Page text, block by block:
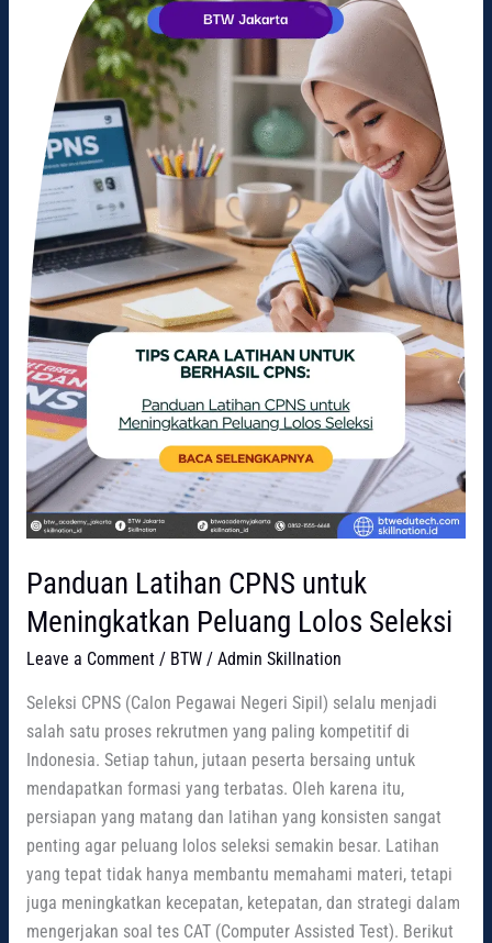
Panduan Latihan CPNS untuk
Meningkatkan Peluang Lolos Seleksi
Leave a Comment / BTW/ Admin Skillnation
Seleksi CPNS (Calon Pegawai Negeri Sipil) selalu menjadi
salah satu proses rekrutmen yang paling kompetitif di
Indonesia. Setiap tahun, jutaan peserta bersaing untuk
mendapatkan formasi yang terbatas. Oleh karena itu,
persiapan yang matang dan latihan yang konsisten sangat
penting agar peluang lolos seleksi semakin besar. Latihan
yang tepat tidak hanya membantu memahami materi, tetapi
juga meningkatkan kecepatan, ketepatan, dan strategi dalam
mengerjakan soal tes CAT (Computer Assisted Test). Berikut
Latihan
untuk
Meningkatkan
Peluang
Lolos
Seleksi